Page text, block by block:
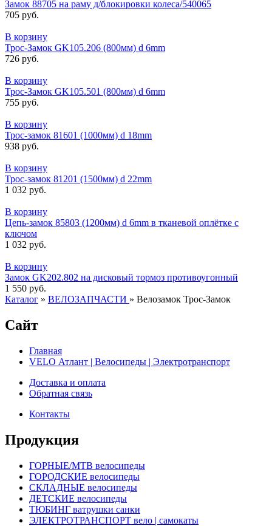
Замок 88705 на раму д/блокировки колеса/540065
705 руб.
В корзину
Трос-Замок GK105.206 (800мм) d 6mm
726 руб.
В корзину
Трос-Замок GK105.501 (800мм) d 6mm
755 руб.
В корзину
Трос-замок 81601 (1000мм) d 18mm
938 руб.
В корзину
Трос-замок 81201 (1500мм) d 22mm
1 032 руб.
В корзину
Цепь-замок 85803 (1200мм) d 6mm в тканевой оплётке с
ключом
1 032 руб.
В корзину
Замок GK202.802 на дисковый тормоз противоугонный
1 550 руб.
Каталог » ВЕЛОЗАПЧАСТИ » Велозамок Трос-Замок
Сайт
Главная
VELO Атлант | Велосипеды | Электротранспорт
Доставка и оплата
Обратная связь
Контакты
Продукция
ГОРНЫЕ/MTB велосипеды
ГОРОДСКИЕ велосипеды
СКЛАДНЫЕ велосипеды
ДЕТСКИЕ велосипеды
ТЮБИНГ ватрушки санки
ЭЛЕКТРОТРАНСПОРТ вело | самокаты